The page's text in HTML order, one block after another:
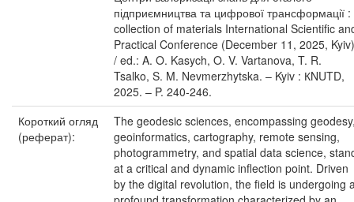
підприємництва та цифрової трансформації :
collection of materials International Scientific
Practical Conference (December 11, 2025, Kyiv)
/ ed.: A. O. Kasych, O. V. Vartanova, T. R.
Tsalko, S. M. Nevmerzhytska. – Kyiv : КNUTD,
2025. – P. 240-246.
Короткий огляд
(реферат):
The geodesic sciences, encompassing
geoinformatics, cartography, remote sensing,
photogrammetry, and spatial data science,
at a critical and dynamic inflection point. Driven
by the digital revolution, the field is undergoing